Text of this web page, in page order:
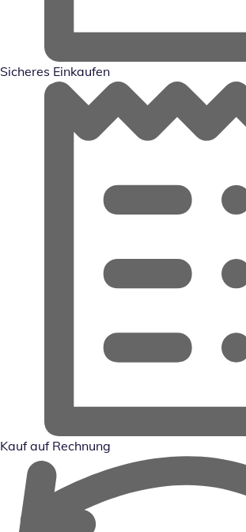
Sicheres Einkaufen
Kauf auf Rechnung